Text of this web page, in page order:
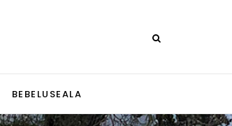
BEBELUSEALA